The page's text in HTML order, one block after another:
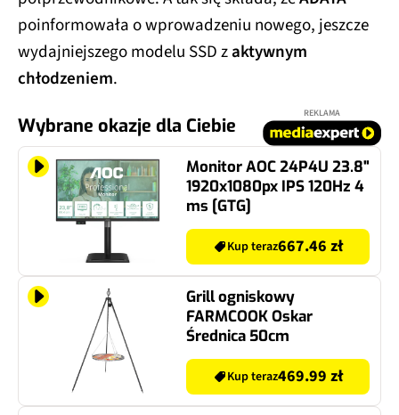
poinformowała o wprowadzeniu nowego, jeszcze
wydajniejszego modelu SSD zaktywnym
chłodzeniem.
Wybrane okazje dla Ciebie
REKLAMA
Monitor AOC 24P4U 23.8"
1920x1080px IPS 120Hz 4
ms [GTG]
Kup teraz667.46 zł
Grill ogniskowy
FARMCOOK Oskar
Średnica 50cm
Kup teraz469.99 zł